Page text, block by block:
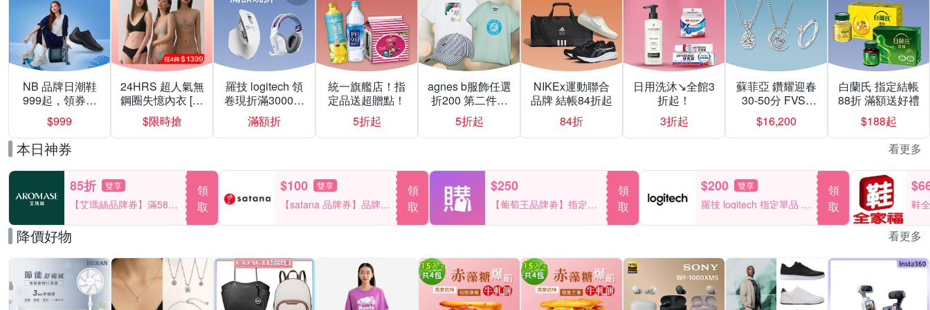
NB 品牌日潮鞋
999起，領券折
上折 最高回饋
40%
$999
24HRS 超人氣無
鋼圈失憶內衣 [熱
銷好評]
$限時搶
羅技 logitech 領
卷現折滿3000折
300
滿額折
統一旗艦店！指
定品送超贈點！
5折起
agnes b服飾任選
折200 第二件折
500
5折起
NIKEx運動聯合
品牌 結帳84折起
84折
日用洗沐↘全館3
折起！
3折起
蘇菲亞 鑽耀迎春
30-50分 FVS1
$16200起
$16,200
白蘭氏 指定結帳
88折 滿額送好禮
$188起
本日神券 看更多
85折 雙享
【艾瑪絲品牌券】滿580
領
取
$100 雙享
【satana 品牌券】品牌週
領
取
$250
【葡萄王品牌劵】指定單
領
取
$200 雙享
羅技 logitech 指定單品 滿
領
取
鞋
降價好物 看更多